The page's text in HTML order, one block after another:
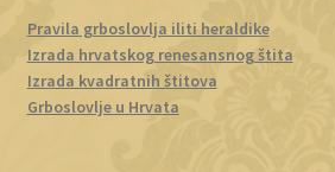
Pravila grboslovlja iliti heraldike
Izrada hrvatskog renesansnog štita
Izrada kvadratnih štitova
Grboslovlje u Hrvata